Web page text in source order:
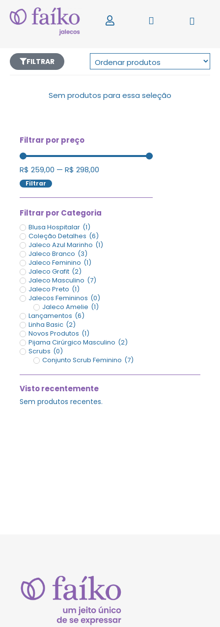
Filtrar por preço
R$ 259,00 — R$ 298,00
Filtrar
Filtrar por Categoria
Blusa Hospitalar (1)
Coleção Detalhes (6)
Jaleco Azul Marinho (1)
Jaleco Branco (3)
Jaleco Feminino (1)
Jaleco Grafit (2)
Jaleco Masculino (7)
Jaleco Preto (1)
Jalecos Femininos (0)
Jaleco Amelie (1)
Lançamentos (6)
Linha Basic (2)
Novos Produtos (1)
Pijama Cirúrgico Masculino (2)
Scrubs (0)
Conjunto Scrub Feminino (7)
Visto recentemente
Sem produtos recentes.
FILTRAR
Sem produtos para essa seleção